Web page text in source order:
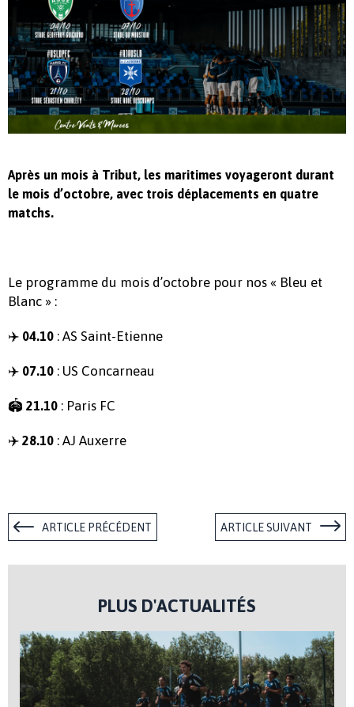
Après un mois à Tribut, les maritimes voyageront durant
le mois d’octobre, avec trois déplacements en quatre
matchs.
Le programme du mois d’octobre pour nos « Bleu et
Blanc » :
✈️ 04.10 : AS Saint-Etienne
✈️ 07.10 : US Concarneau
🏟 21.10 : Paris FC
✈️ 28.10 : AJ Auxerre
ARTICLE PRÉCÉDENT ARTICLE SUIVANT
PLUS D'ACTUALITÉS